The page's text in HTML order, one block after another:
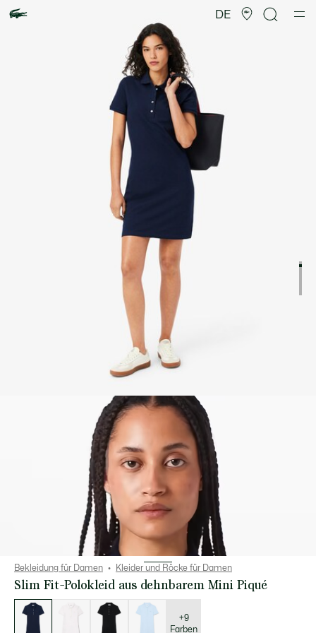
DE
Bekleidung für Damen Kleider und Röcke für Damen
Slim Fit-Polokleid aus dehnbarem Mini Piqué
Liste
der
Varianten
+9
Farben